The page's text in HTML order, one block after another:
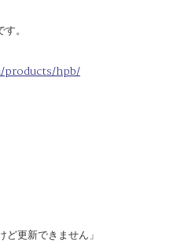
。
products/hpb/
ど更新できません」